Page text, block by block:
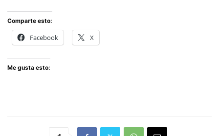
Comparte esto:
Facebook X
Me gusta esto: